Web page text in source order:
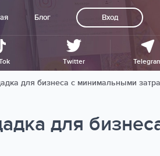
Блог Вход
Twitter
для бизнеса с минимальными
для